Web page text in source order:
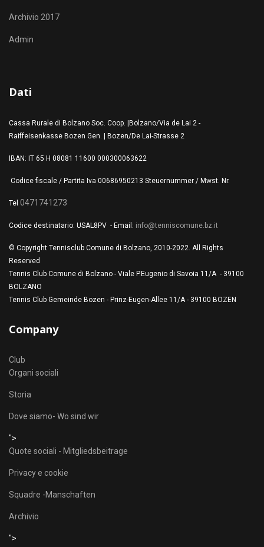
Archivio 2017
Admin
Dati
Cassa Rurale di Bolzano Soc. Coop. |Bolzano/Via de Lai 2 -
Raiffeisenkasse Bozen Gen. | Bozen/De Lai-Strasse 2
IBAN: IT 65 H 08081 11600 000300063622
Codice fiscale / Partita Iva 00686950213 Steuernummer / Mwst. Nr.
Tel 0471741273
Codice destinatario: USAL8PV - Email: info@tenniscomune.bz.it
© Copyright Tennisclub Comune di Bolzano, 2010-2022. All Rights
Reserved
Tennis Club Comune di Bolzano - Viale P.Eugenio di Savoia 11/A - 39100
BOLZANO
Tennis Club Gemeinde Bozen - Prinz-Eugen-Allee 11/A - 39100 BOZEN
Company
Club
Organi sociali
Storia
Dove siamo- Wo sind wir
">
Quote sociali - Mitgliedsbeitrage
Privacy e cookie
Squadre -Manschaften
Archivio
">